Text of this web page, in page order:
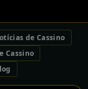
de Cassino
Cassino